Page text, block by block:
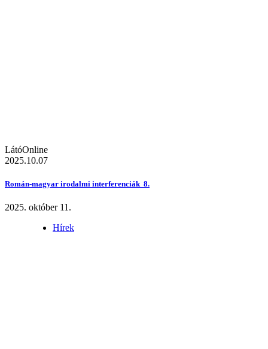
LátóOnline
2025.10.07
Román-magyar irodalmi interferenciák 8.
2025. október 11.
Hírek